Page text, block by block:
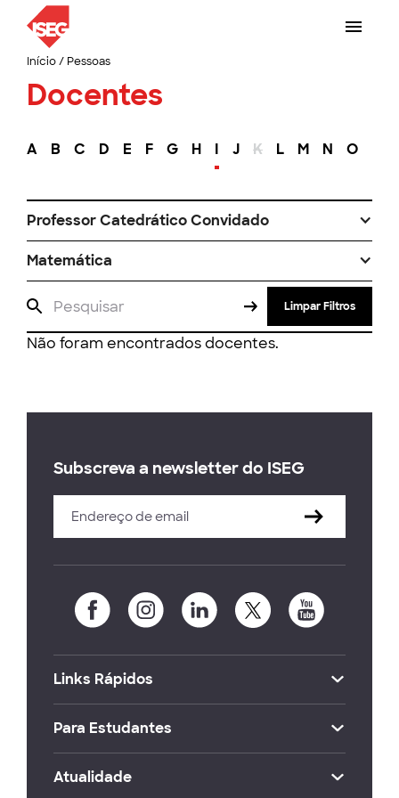
Início/ Pessoas
Docentes
A B C D E F G H I J K L M N O
Professor Catedrático Convidado
Matemática
Limpar Filtros
Não foram encontrados docentes.
Subscreva a newsletter do ISEG
Links Rápidos
Para Estudantes
Atualidade